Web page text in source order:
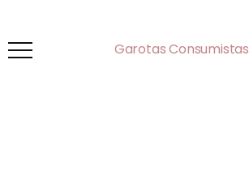
Garotas Consumistas